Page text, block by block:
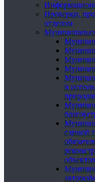
Проверки,
отделом
и
единой